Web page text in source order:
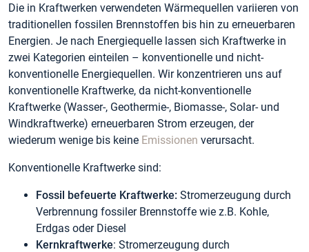
Die in Kraftwerken verwendeten Wärmequellen variieren von
traditionellen fossilen Brennstoffen bis hin zu erneuerbaren
Energien. Je nach Energiequelle lassen sich Kraftwerke in
zwei Kategorien einteilen – konventionelle und nicht-
konventionelle Energiequellen. Wir konzentrieren uns auf
konventionelle Kraftwerke, da nicht-konventionelle
Kraftwerke (Wasser-, Geothermie-, Biomasse-, Solar- und
Windkraftwerke) erneuerbaren Strom erzeugen, der
wiederum wenige bis keine Emissionen verursacht.
Konventionelle Kraftwerke sind:
Fossil befeuerte Kraftwerke: Stromerzeugung durch
Verbrennung fossiler Brennstoffe wie z.B. Kohle,
Erdgas oder Diesel
Kernkraftwerke: Stromerzeugung durch